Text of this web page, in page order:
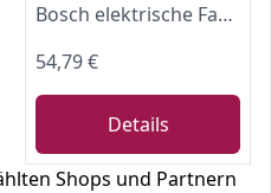
Bosch elektrische Fahrradpumpe/Luftpumpe/Mini Kompressor EasyPump (3,0 Ah Akku, 3,6 Volt, Autostop-Funktion, 150 PSI, 10,3 bar, LED, über USB-C® wiederaufladbar, im Karton)
54,79 €
Details
Shops und Partnern